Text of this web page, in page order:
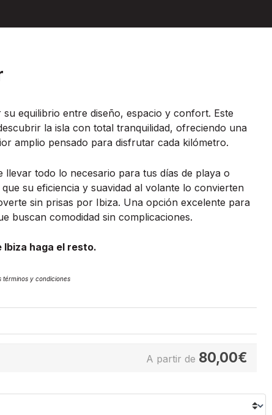
equilibrio entre diseño, espacio y confort. Este
la isla con total tranquilidad, ofreciendo una
amplio pensado para disfrutar cada kilómetro.
llevar todo lo necesario para tus días de playa o
su eficiencia y suavidad al volante lo convierten
sin prisas por Ibiza. Una opción excelente para
buscan comodidad sin complicaciones.
Ibiza haga el resto.
términos y condiciones
A partir de 80,00€